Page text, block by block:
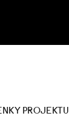
PROJEKTU